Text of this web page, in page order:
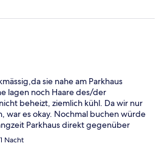
sie nahe am Parkhaus
lagen noch Haare des/der
beheizt, ziemlich kühl. Da wir nur
war es okay. Nochmal buchen würde
Parkhaus direkt gegenüber
ist, in den Urlaub zu verreisen.
Nacht